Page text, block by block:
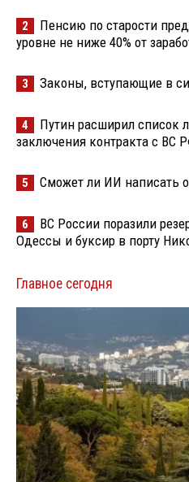
2
Пенсию по старости
уровне не ниже 40% от
3 Законы, вступающие в
4
Путин расширил список
заключения контракта с ВС
5 Сможет ли ИИ написать
6
ВС России поразили
Одессы и буксир в порту
Главное сегодня